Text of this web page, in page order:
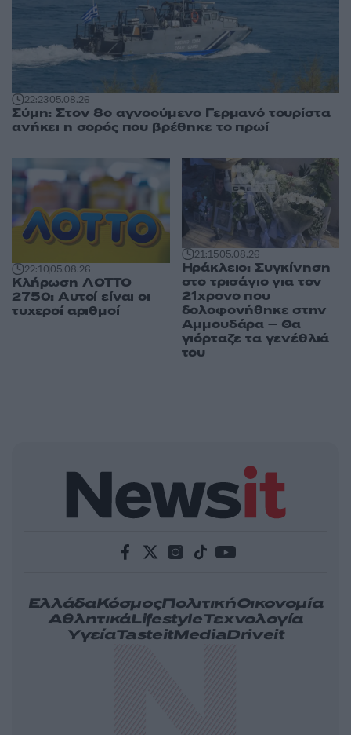
22:2305.08.26
Σύμη: Στον 8ο αγνοούμενο Γερμανό τουρίστα
ανήκει η σορός που βρέθηκε το πρωί
22:1005.08.26
Κλήρωση ΛΟΤΤΟ
2750: Αυτοί είναι οι
τυχεροί αριθμοί
21:1505.08.26
Ηράκλειο: Συγκίνηση
στο τρισάγιο για τον
21χρονο που
δολοφονήθηκε στην
Αμμουδάρα – Θα
γιόρταζε τα γενέθλιά
του
ΕλλάδαΚόσμοςΠολιτικήΟικονομία
ΑθλητικάLifestyleΤεχνολογία
ΥγείαTasteitMediaDriveit